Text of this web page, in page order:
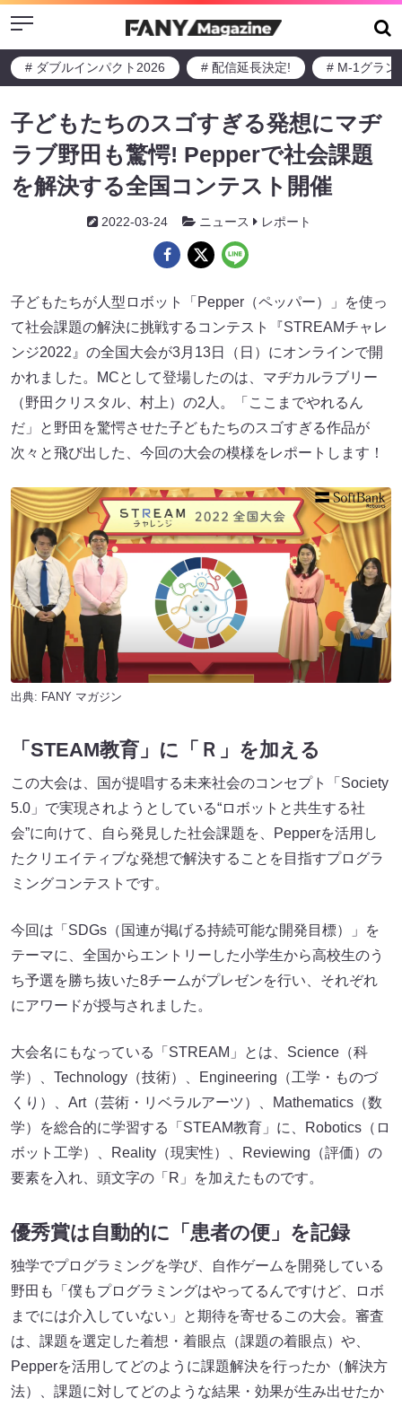
Menu
# ダブルインパクト2026 # 配信延長決定! # M-1グラン
子どもたちのスゴすぎる発想にマヂ
ラブ野田も驚愕! Pepperで社会課題
を解決する全国コンテスト開催
2022-03-24 ニュース レポート
子どもたちが人型ロボット「Pepper（ペッパー）」を使っ
て社会課題の解決に挑戦するコンテスト『STREAMチャレ
ンジ2022』の全国大会が3月13日（日）にオンラインで開
かれました。MCとして登場したのは、マヂカルラブリー
（野田クリスタル、村上）の2人。「ここまでやれるん
だ」と野田を驚愕させた子どもたちのスゴすぎる作品が
次々と飛び出した、今回の大会の模様をレポートします！
出典: FANY マガジン
「STEAM教育」に「Ｒ」を加える
この大会は、国が提唱する未来社会のコンセプト「Society
5.0」で実現されようとしている“ロボットと共生する社
会”に向けて、自ら発見した社会課題を、Pepperを活用し
たクリエイティブな発想で解決することを目指すプログラ
ミングコンテストです。
今回は「SDGs（国連が掲げる持続可能な開発目標）」を
テーマに、全国からエントリーした小学生から高校生のう
ち予選を勝ち抜いた8チームがプレゼンを行い、それぞれ
にアワードが授与されました。
大会名にもなっている「STREAM」とは、Science（科
学）、Technology（技術）、Engineering（工学・ものづ
くり）、Art（芸術・リベラルアーツ）、Mathematics（数
学）を総合的に学習する「STEAM教育」に、Robotics（ロ
ボット工学）、Reality（現実性）、Reviewing（評価）の
要素を入れ、頭文字の「R」を加えたものです。
優秀賞は自動的に「患者の便」を記録
独学でプログラミングを学び、自作ゲームを開発している
野田も「僕もプログラミングはやってるんですけど、ロボ
までには介入していない」と期待を寄せるこの大会。審査
は、課題を選定した着想・着眼点（課題の着眼点）や、
Pepperを活用してどのように課題解決を行ったか（解決方
法）、課題に対してどのような結果・効果が生み出せたか